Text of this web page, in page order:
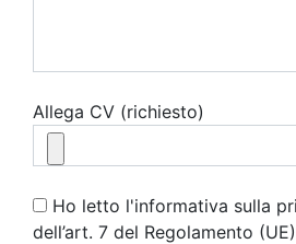
Allega CV (richiesto)
Ho letto l'informativa sulla
dell’art. 7 del Regolamento